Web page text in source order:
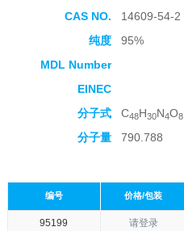
CAS NO.
14609-54-2
纯度
95%
MDL Number
EINEC
分子式
C48H30N4O8
分子量 790.788
编号 价格/包装
95199 请登录